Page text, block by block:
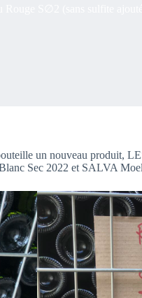
un nouveau produit,
Sec 2022 et SALVA